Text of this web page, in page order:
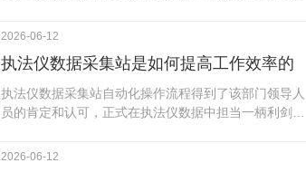
尽快的安装安检门等设备，开展安全工作。此消息一经
个，其一，安装安检门是否会激化矛盾。其二，安装安
检门可以防范于未然。1月6号当天，南宁市第二医院刚
试行安检的首日，检查出10多把各类刀具和一把管制类
可以，能够保障急诊的快速通道顺畅就可以。
2026-06-12
执法仪数据采集站是如何提高工作效率的
执法仪数据采集站自动化操作流程得到了该部门领导人
员的肯定和认可，正式在执法仪数据中担当一柄利剑。
步，首先执法仪数据采集站支持多台执法仪同时上传数
2026-06-12